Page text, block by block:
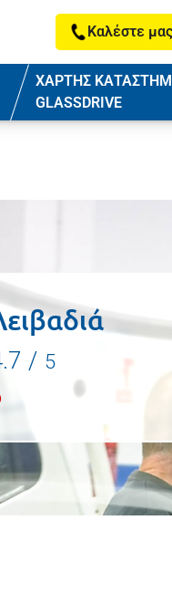
Καλέστε μας
ΧΑΡΤΗΣ
GLASSDRIVE
/ 5